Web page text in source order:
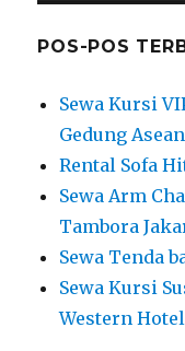
POS-POS
Sewa Kursi
Gedung
Rental Sofa
Sewa Arm
Tambora
Sewa Tenda
Sewa Kursi
Western